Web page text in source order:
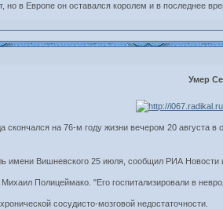
в Европе он оставался королем и в последнее
Умер
на 76-м году жизни вечером 20 августа
имени Вишневского 25 июля, сообщил РИА Новости
Полицеймако. "Его госпитализировали в
сосудисто-мозговой недостаточности.